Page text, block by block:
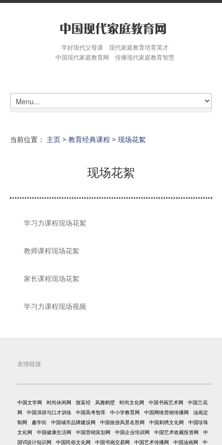
学好现代父母课 现代家庭教育培育英才
中国现代家庭教育网 传播现代家庭教育智慧
当前位置： 主页 > 教育经典课程 > 现场花絮
现场花絮
学习力课程现场花絮
教师课程现场花絮
家长课程现场花絮
学习力课程现场视频
友情链接
中国文学网 时尚休闲网 致富经 风雅鹤壁 时尚文化网 中国书画艺术网
中国兰花
网
中国演讲与口才训练 中国高考智库 中小学教育网 中国网络营销传播网
油画定
制网
趣学街 中国城市品牌建设网 中国旅游风景名胜网 中国刺绣文化网
中国珍珠
文化网
中国健康生活网 中国营销策划网 中国企业培训网 中国艺术收藏投资网
中
国VI设计知识网
中国民俗文化网 中国书画交易网 中国艺术传播网 中国油画网 中